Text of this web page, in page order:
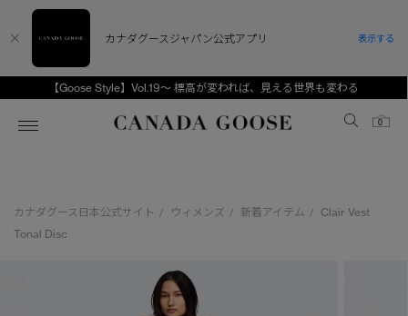
【Goose Style】Vol.19～ 標高が変われば、見える世界も変わる
Canada Goose
0
アンバサダー
ベストセラー
ベストセラー
キッズ（2‐7歳)
カナダグース日本公式サイト / ウィメンズ / 新着アイテム /
Clair Vest
Tonal Disc
カナダグースジャパン公式アプリ 表示する